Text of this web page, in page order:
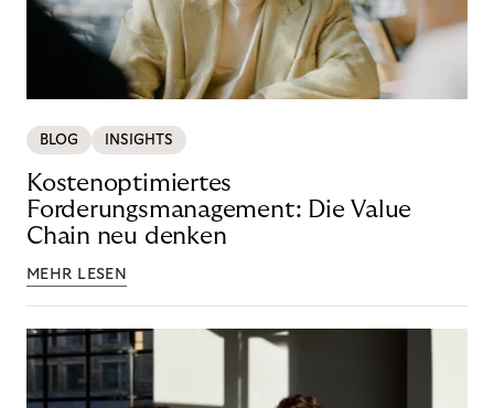
BLOG INSIGHTS
Kostenoptimiertes
Forderungsmanagement: Die Value
Chain neu denken
MEHR LESEN